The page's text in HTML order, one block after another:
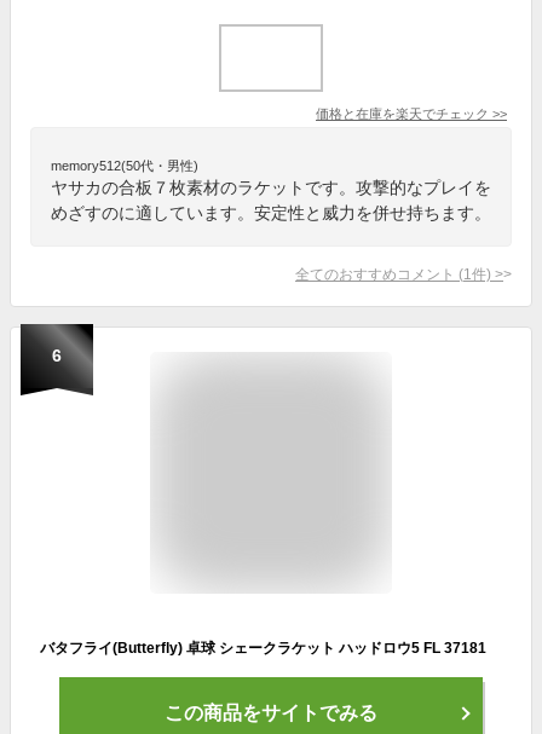
価格と在庫を楽天でチェック >>
memory512(50代・男性)
ヤサカの合板７枚素材のラケットです。攻撃的なプレイを
めざすのに適しています。安定性と威力を併せ持ちます。
全てのおすすめコメント (1 件) >
6
バタフライ(Butterfly) 卓球 シェークラケット ハッドロウ5 FL 37181
この商品をサイトでみる